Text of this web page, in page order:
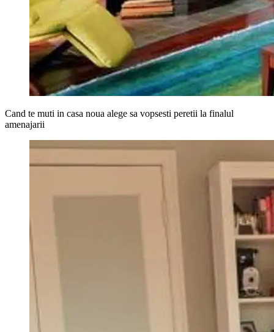
Cand te muti in casa noua alege sa vopsesti peretii la finalul
amenajarii